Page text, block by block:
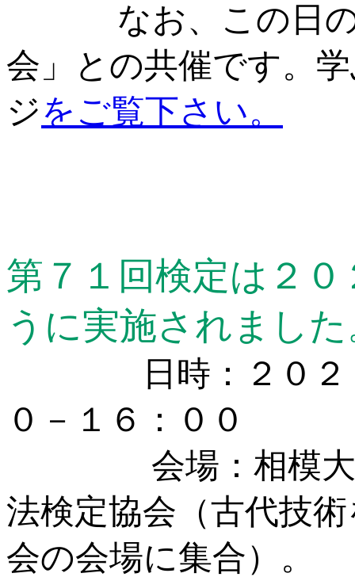
なお、この日の
会」との共催です。
ジをご覧下さい。
第７１回検定は２
うに実施されまし
日時：２０２３
０－１６：００
会場：相模大野
法検定協会（古代技
会の会場に集合）。